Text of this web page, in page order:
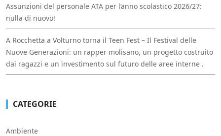
Assunzioni del personale ATA per l’anno scolastico 2026/27:
nulla di nuovo!
A Rocchetta a Volturno torna il Teen Fest – Il Festival delle
Nuove Generazioni: un rapper molisano, un progetto costruito
dai ragazzi e un investimento sul futuro delle aree interne .
CATEGORIE
Ambiente